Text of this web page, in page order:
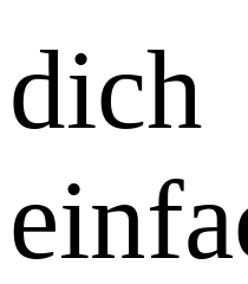
dich